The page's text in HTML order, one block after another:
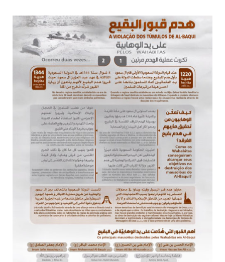
10 DE NOVEMBRO DE 2013
Falecimento do Imam Ali Ibn Al-Hussein
(A.S.)
Em nome de Deus, o Clemente, o Misericordioso! Diante da
data em que relembramos o martírio do quarto Imam dos
muçulmanos, o Imam Ali Ibn Al-Hussein Ibn Ali Ibn Abi Táleb
(A.S.), conhecido por “Zein Al-Ábidin” (Formosura
NOTÍCIAS
3 DE JULHO DE 2014
Centro Islâmico no Brasil recebe o ex-
ministro das Relações Exteriores da
República Islâmica do Irã
Na noite da quinta-feira, 03 de Abril, o Centro Islâmico no
Brasil recebeu em sua sede, em São Paulo, o ex-ministro das
Relações Exteriores da República Islâmica do Irã, Sr. Kamal
Kharrazi, que encontra-se visitando